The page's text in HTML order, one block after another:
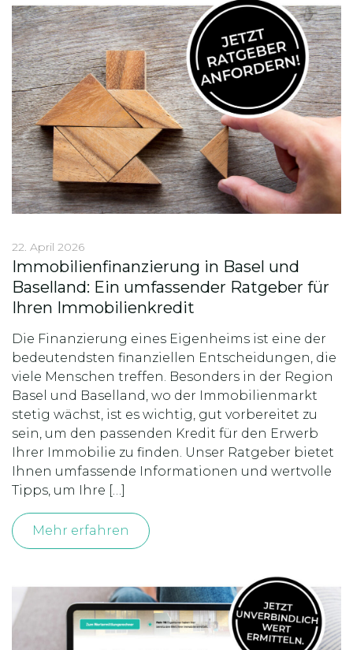
22. April 2026
Immobilienfinanzierung in Basel und
Baselland: Ein umfassender Ratgeber für
Ihren Immobilienkredit
Die Finanzierung eines Eigenheims ist eine der
bedeutendsten finanziellen Entscheidungen, die
viele Menschen treffen. Besonders in der Region
Basel und Baselland, wo der Immobilienmarkt
stetig wächst, ist es wichtig, gut vorbereitet zu
sein, um den passenden Kredit für den Erwerb
Ihrer Immobilie zu finden. Unser Ratgeber bietet
Ihnen umfassende Informationen und wertvolle
Tipps, um Ihre […]
Mehr erfahren